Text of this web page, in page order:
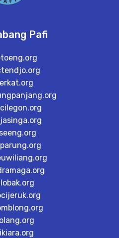
Pafi